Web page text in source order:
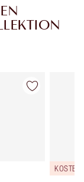
Artikel 2 von 29